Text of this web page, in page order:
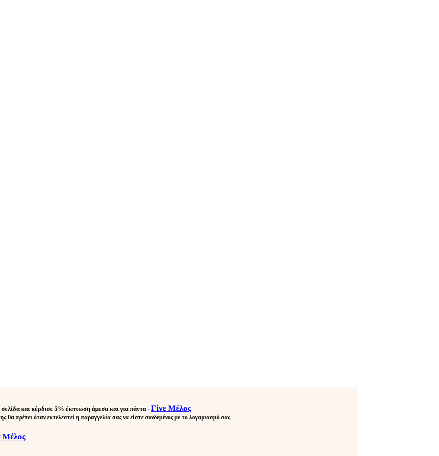
και κέρδισε5% έκπτωση άμεσα και για πάντα -Γίνε Μέλος
θα πρέπει όταν εκτελεστεί η παραγγελία σας να είστε συνδεμένος με το λογαριασμό σας
Μέλος